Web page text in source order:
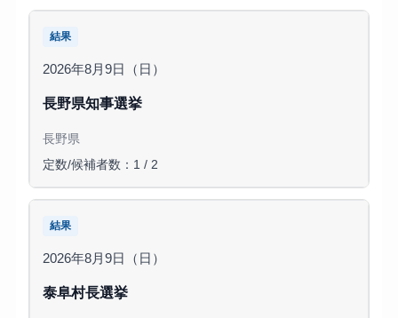
結果
2026年8月9日（日）
長野県知事選挙
長野県
定数/候補者数：1 / 2
結果
2026年8月9日（日）
泰阜村長選挙